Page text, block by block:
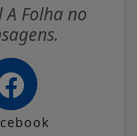
A Folha no